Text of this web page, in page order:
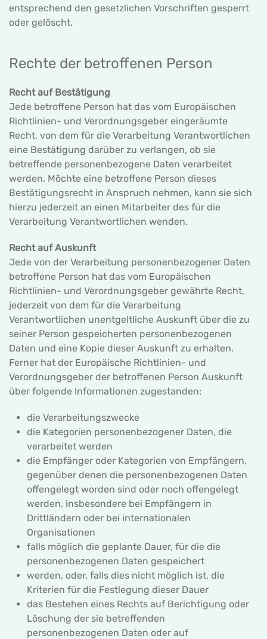
entsprechend den gesetzlichen Vorschriften gesperrt
oder gelöscht.
Rechte der betroffenen Person
Recht auf Bestätigung
Jede betroffene Person hat das vom Europäischen
Richtlinien- und Verordnungsgeber eingeräumte
Recht, von dem für die Verarbeitung Verantwortlichen
eine Bestätigung darüber zu verlangen, ob sie
betreffende personenbezogene Daten verarbeitet
werden. Möchte eine betroffene Person dieses
Bestätigungsrecht in Anspruch nehmen, kann sie sich
hierzu jederzeit an einen Mitarbeiter des für die
Verarbeitung Verantwortlichen wenden.
Recht auf Auskunft
Jede von der Verarbeitung personenbezogener Daten
betroffene Person hat das vom Europäischen
Richtlinien- und Verordnungsgeber gewährte Recht,
jederzeit von dem für die Verarbeitung
Verantwortlichen unentgeltliche Auskunft über die zu
seiner Person gespeicherten personenbezogenen
Daten und eine Kopie dieser Auskunft zu erhalten.
Ferner hat der Europäische Richtlinien- und
Verordnungsgeber der betroffenen Person Auskunft
über folgende Informationen zugestanden:
die Verarbeitungszwecke
die Kategorien personenbezogener Daten, die
verarbeitet werden
die Empfänger oder Kategorien von Empfängern,
gegenüber denen die personenbezogenen Daten
offengelegt worden sind oder noch offengelegt
werden, insbesondere bei Empfängern in
Drittländern oder bei internationalen
Organisationen
falls möglich die geplante Dauer, für die die
personenbezogenen Daten gespeichert
werden, oder, falls dies nicht möglich ist, die
Kriterien für die Festlegung dieser Dauer
das Bestehen eines Rechts auf Berichtigung oder
Löschung der sie betreffenden
personenbezogenen Daten oder auf